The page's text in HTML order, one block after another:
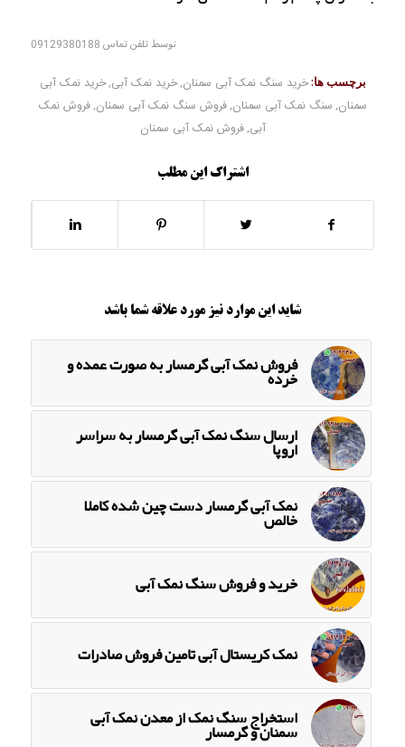
توسطتلفن تماس 09129380188
برچسب ها: خرید سنگ نمک آبی سمنان,خرید نمک آبی,خرید نمک آبی
سمنان, سنگ نمک آبی سمنان,فروش سنگ نمک آبی سمنان,فروش نمک
آبی,فروش نمک آبی سمنان
اشتراک این مطلب
شاید این موارد نیز مورد علاقه شما باشد
فروش نمک آبی گرمسار به صورت عمده و
خرده
ارسال سنگ نمک آبی گرمسار به سراسر
اروپا
نمک آبی گرمسار دست چین شده کاملا
خالص
خرید و فروش سنگ نمک آبی
نمک کریستال آبی تامین فروش صادرات
استخراج سنگ نمک از معدن نمک آبی
سمنان و گرمسار